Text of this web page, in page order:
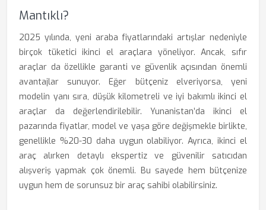
Mantıklı?
2025 yılında, yeni araba fiyatlarındaki artışlar nedeniyle
birçok tüketici ikinci el araçlara yöneliyor. Ancak, sıfır
araçlar da özellikle garanti ve güvenlik açısından önemli
avantajlar sunuyor. Eğer bütçeniz elveriyorsa, yeni
modelin yanı sıra, düşük kilometreli ve iyi bakımlı ikinci el
araçlar da değerlendirilebilir. Yunanistan’da ikinci el
pazarında fiyatlar, model ve yaşa göre değişmekle birlikte,
genellikle %20-30 daha uygun olabiliyor. Ayrıca, ikinci el
araç alırken detaylı ekspertiz ve güvenilir satıcıdan
alışveriş yapmak çok önemli. Bu sayede hem bütçenize
uygun hem de sorunsuz bir araç sahibi olabilirsiniz.